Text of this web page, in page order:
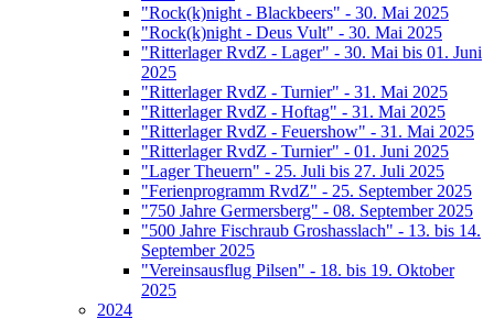
"Rock(k)night - Blackbeers" - 30. Mai 2025
"Rock(k)night - Deus Vult" - 30. Mai 2025
"Ritterlager RvdZ - Lager" - 30. Mai bis 01. Juni
2025
"Ritterlager RvdZ - Turnier" - 31. Mai 2025
"Ritterlager RvdZ - Hoftag" - 31. Mai 2025
"Ritterlager RvdZ - Feuershow" - 31. Mai 2025
"Ritterlager RvdZ - Turnier" - 01. Juni 2025
"Lager Theuern" - 25. Juli bis 27. Juli 2025
"Ferienprogramm RvdZ" - 25. September 2025
"750 Jahre Germersberg" - 08. September 2025
"500 Jahre Fischraub Groshasslach" - 13. bis 14.
September 2025
"Vereinsausflug Pilsen" - 18. bis 19. Oktober
2025
2024